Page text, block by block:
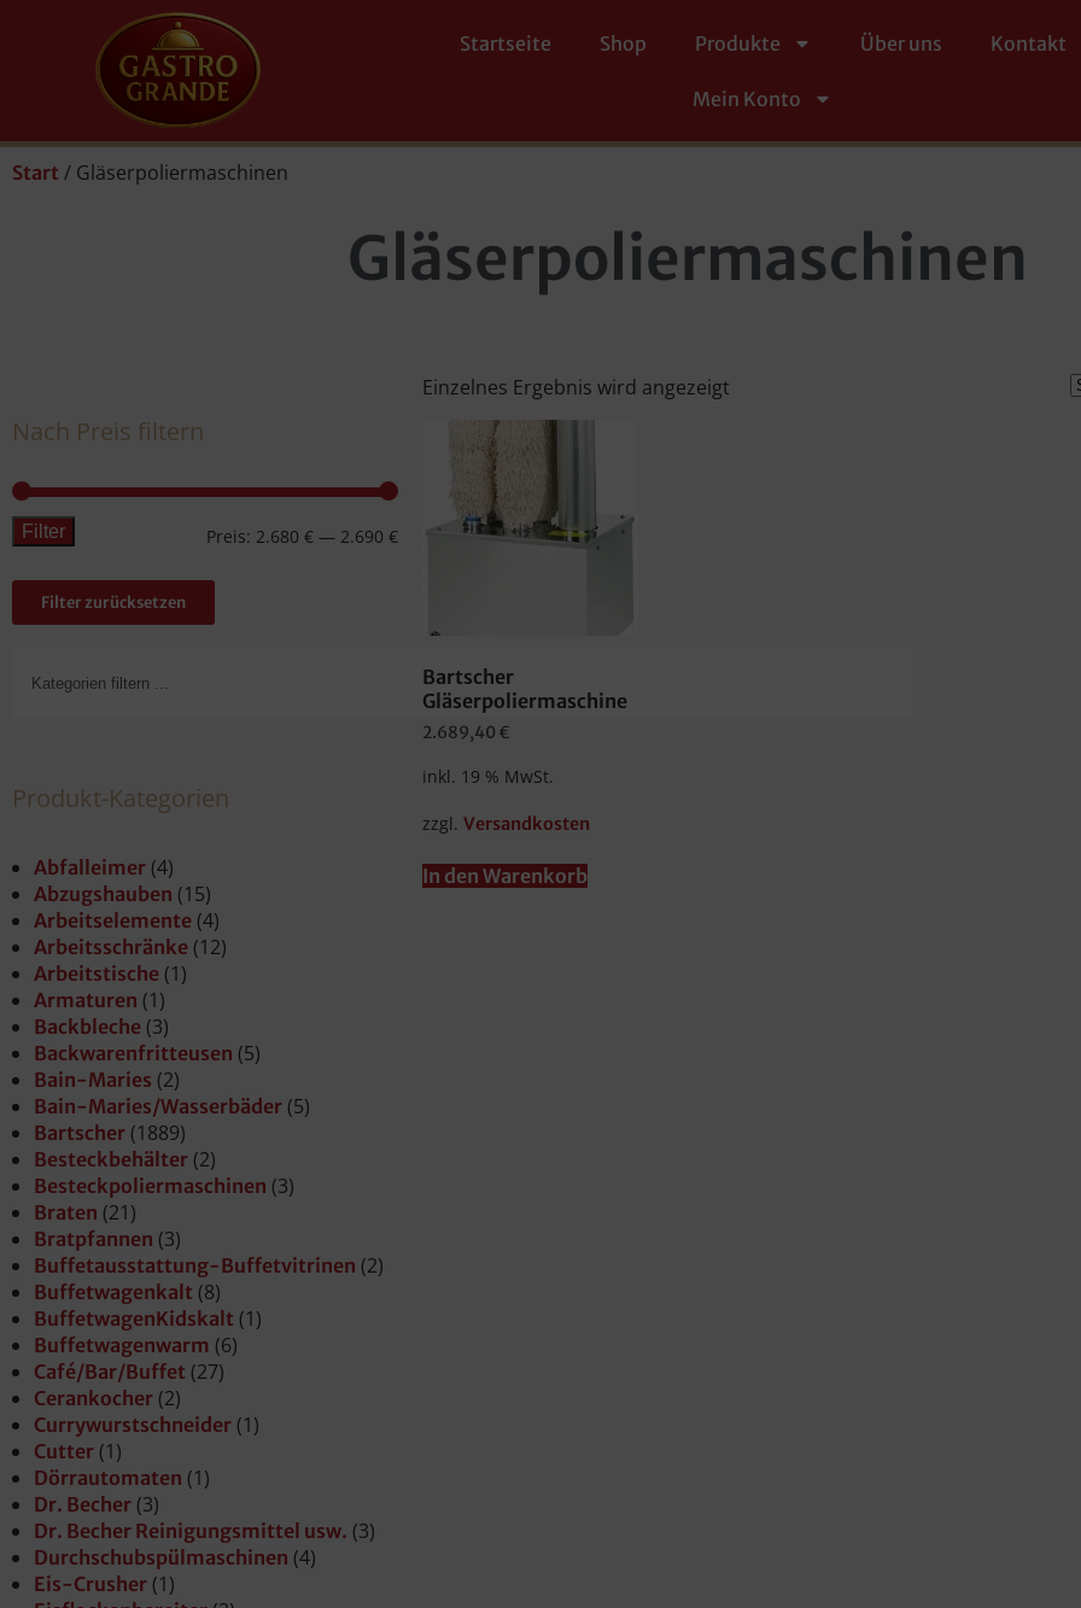
Startseite Shop Produkte Über uns Kontakt
Mein Konto
Start / Gläserpoliermaschinen
Gläserpoliermaschinen
Nach Preis filtern
Filter Preis: 2.680 € — 2.690 €
Filter zurücksetzen
Produkt-Kategorien
Abfalleimer (4)
Abzugshauben (15)
Arbeitselemente (4)
Arbeitsschränke (12)
Arbeitstische (1)
Armaturen (1)
Backbleche (3)
Backwarenfritteusen (5)
Bain-Maries (2)
Bain-Maries/Wasserbäder (5)
Bartscher (1889)
Besteckbehälter (2)
Besteckpoliermaschinen (3)
Braten (21)
Bratpfannen (3)
Buffetausstattung-Buffetvitrinen (2)
Buffetwagenkalt (8)
BuffetwagenKidskalt (1)
Buffetwagenwarm (6)
Café/Bar/Buffet (27)
Cerankocher (2)
Currywurstschneider (1)
Cutter (1)
Dörrautomaten (1)
Dr. Becher (3)
Dr. Becher Reinigungsmittel usw. (3)
Durchschubspülmaschinen (4)
Eis-Crusher (1)
Einzelnes Ergebnis wird angezeigt
Bartscher
Gläserpoliermaschine
2.689,40 €
inkl. 19 % MwSt.
zzgl.Versandkosten
In den Warenkorb